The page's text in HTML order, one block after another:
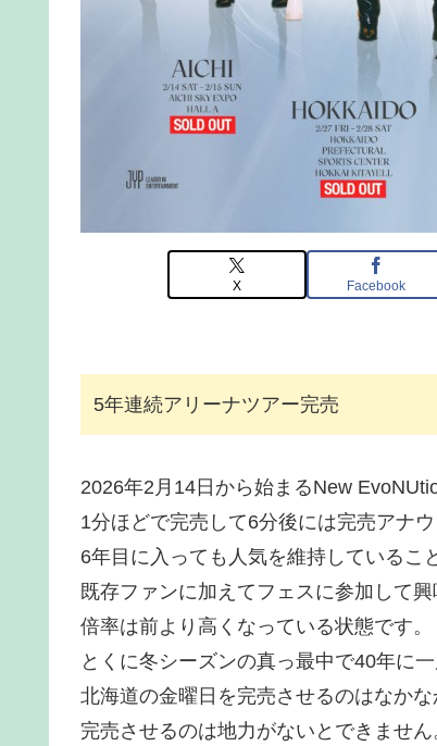
X Facebook
5年連続アリーナツアー完売
2026年2月14日から始まるNew
1分ほどで完売して6分後には完売アナ
6年目に入っても人気を維持しているこ
既存ファンに加えてフェスに参加して
倍率は前より高くなっている状態です。
とくに冬シーズンの真っ最中で40年に
北海道の金曜日を完売させるのはなか
完売させるのは地力がないとできません